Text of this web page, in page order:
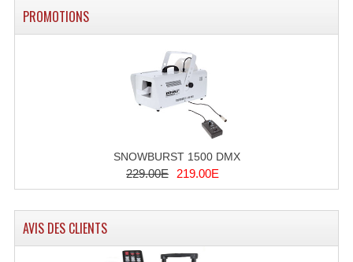
Consoles Numériques
Consoles Amplifiées
Lumière
Boules À Facettes
Effets LASERS
PROMOTIONS
SNOWBURST 1500 DMX
229.00E 219.00E
AVIS DES CLIENTS